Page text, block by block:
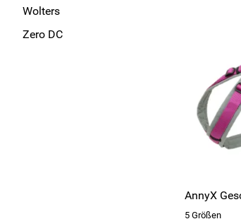
Wolters
Zero DC
AnnyX
5 Größen